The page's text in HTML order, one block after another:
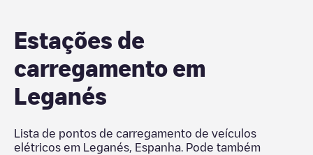
Estações de
carregamento em
Leganés
Lista de pontos de carregamento de veículos
elétricos em
Leganés Espanha . Pode também